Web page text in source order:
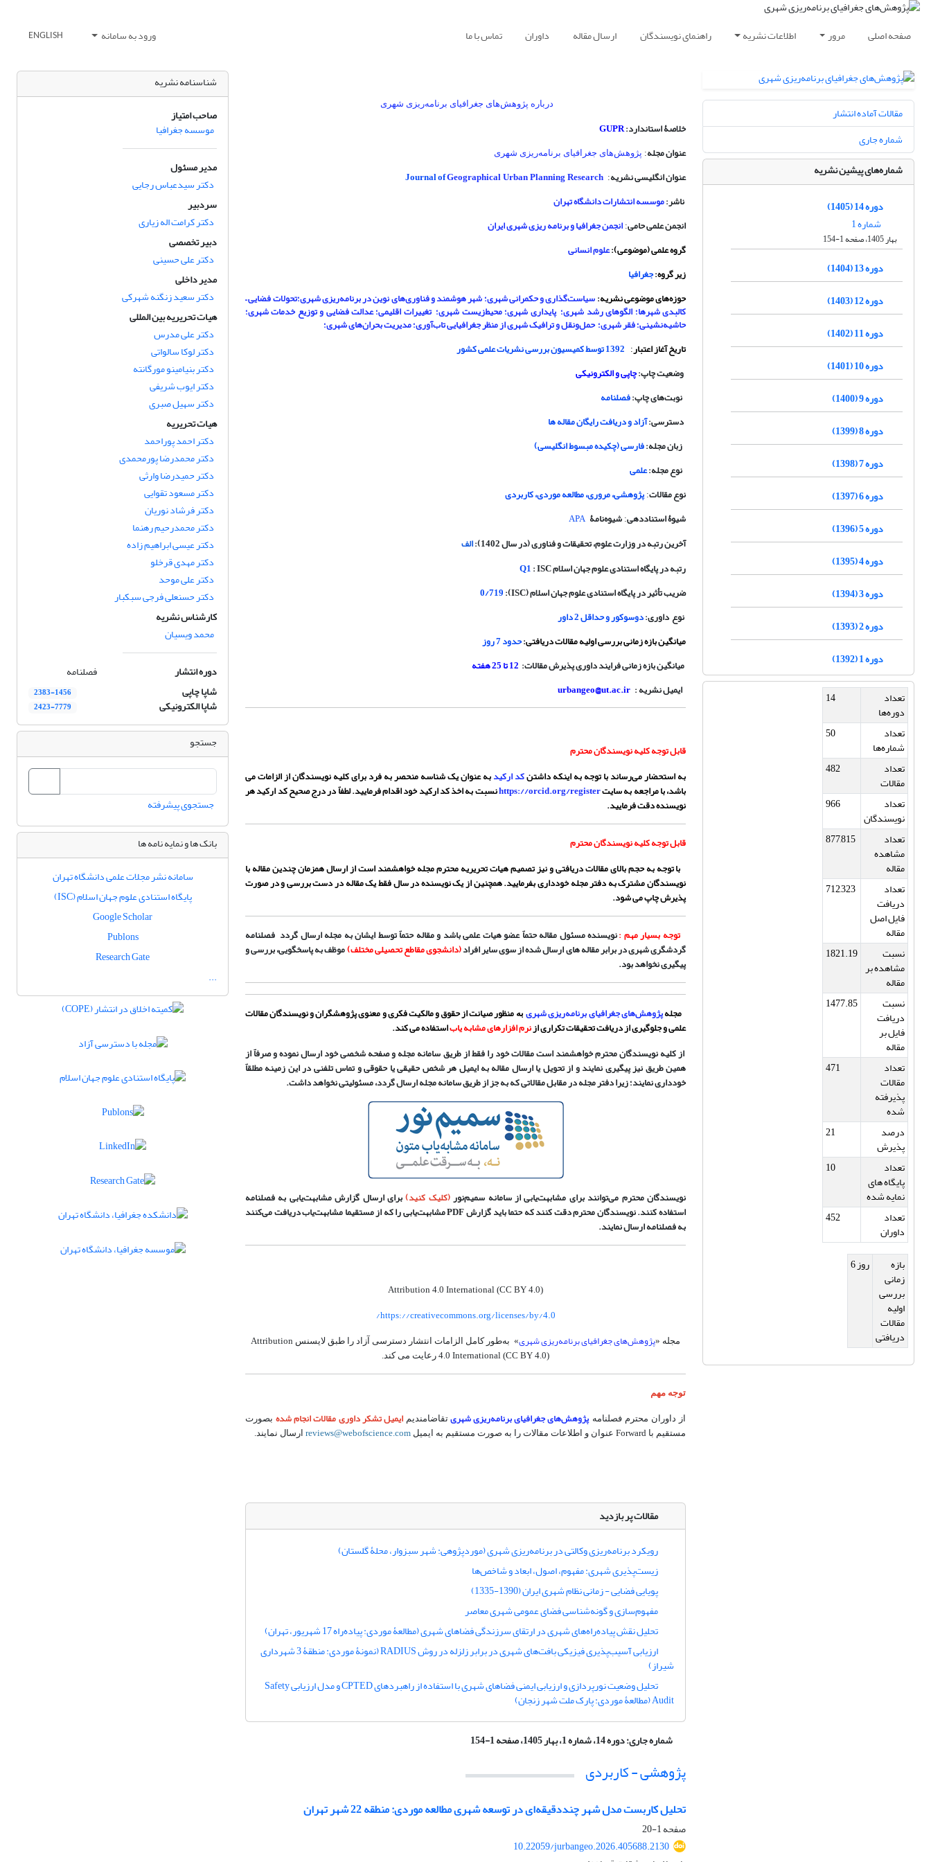
صفحه اصلی مرور اطلاعات نشریه راهنمای نویسندگان ارسال مقاله داوران تماس با ما ورود به سامانه ENGLISH
مقالات آماده انتشار
شماره جاری
شماره‌های پیشین نشریه
دوره 14 (1405)
شماره 1
بهار 1405، صفحه 1-154
دوره 13 (1404)
دوره 12 (1403)
دوره 11 (1402)
دوره 10 (1401)
دوره 9 (1400)
دوره 8 (1399)
دوره 7 (1398)
دوره 6 (1397)
دوره 5 (1396)
دوره 4 (1395)
دوره 3 (1394)
دوره 2 (1393)
دوره 1 (1392)
تعداد
دوره‌ها
14
تعداد
شماره‌ها
50
تعداد
مقالات
482
تعداد
نویسندگان
966
تعداد
مشاهده
مقاله
877,815
تعداد
دریافت
فایل اصل
مقاله
712,323
نسبت
مشاهده بر
مقاله
1821.19
نسبت
دریافت
فایل بر
مقاله
1477.85
تعداد
مقالات
پذیرفته
شده
471
درصد
پذیرش
21
تعداد
پایگاه های
نمایه شده
10
تعداد
داوران
452
بازه
زمانی
بررسی
اولیه
مقالات
دریافتی
6 روز
درباره پژوهش‌های جغرافیای برنامه‌ریزی شهری
خلاصۀ استاندارد:GUPR
عنوان مجله: پژوهش‌های جغرافیای برنامه‌ریزی شهری
عنوان انگلیسی نشریه:
Journal ofGeographical Urban Planning Research
ناشر:موسسه انتشارات دانشگاه تهران
انجمن علمی حامی: انجمن جغرافیا و برنامه ریزی شهری ایران
گروه علمی (موضوعی):علوم انسانی
زیر گروه:جغرافیا
حوزه‌های موضوعی نشریه:سیاست‌گذاری و حکمرانی شهری؛ شهر هوشمند و فناوری‌های نوین در برنامه‌ریزی شهری؛تحولات فضایی –
کالبدی شهرها؛ الگوهای رشد شهری؛ پایداری شهری؛ محیط‌زیست شهری؛ تغییرات اقلیمی؛ عدالت فضایی و توزیع خدمات شهری؛
حاشیه‌نشینی؛ فقر شهری؛ حمل‌ونقل و ترافیک شهری از منظر جغرافیایی تاب‌آوری؛ مدیریت بحران‌های شهری؛
تاریخ آغاز اعتبار:
وضعیت چاپ:چاپی و الکترونیکی
نوبت‌های چاپ:فصلنامه
دسترسی:آزاد و دریافت رایگان مقاله ها
زبان مجله:فارسی (چکیده مبسوط انگلیسی)
نوع مجله:علمی
نوع مقالات: پژوهشی، مروری، مطالعه موردی، کاربردی
شیوۀ استناددهی: شیوه‌نامۀ APA
آخرین رتبه در وزارت علوم، تحقیقات و فناوری (در سال 1402):
الف
رتبه در پایگاه استنادی علوم جهان اسلام
Q1 : ISC
ضریب تأثیر در پایگاه استنادی علوم جهان اسلام(ISC):
0/719
نوع داوری:دوسوکور و حداقل 2 داور
میانگین بازه زمانی بررسی اولیه مقالات دریافتی:حدود 7 روز
میانگین بازه زمانی فرایند داوری پذیرش مقالات: 12 تا 25 هفته
ایمیل نشریه :
urbangeo@ut.ac.ir
قابل توجه کلیه نویسندگان محترم
به استحضار می‌رساند با توجه به اینکه داشتنکد ارکیدبه عنوان یک شناسه منحصر به فرد برای کلیه نویسندگان از الزامات می
باشد، با مراجعه به سایتhttps://orcid.org/register
نسبت به اخذ کد ارکید خود اقدام فرمایید. لطفاً در درج صحیح کد ارکید هر
نویسنده دقت فرمایید.
قابل توجه کلیه نویسندگان محترم
با توجه به حجم بالای مقالات دریافتی و نیز تصمیم هیات تحریریه محترم مجله خواهشمند است از ارسال همزمان چندین مقاله با
نویسندگان مشترک به دفتر مجله خودداری بفرمایید. همچنین از یک نویسنده در سال فقط یک مقاله در دست بررسی و در صورت
پذیرش چاپ می شود.
توجه بسیار مهم :نویسنده مسئول مقاله حتماً عضو هیات علمی باشد و مقاله حتماً توسط ایشان به مجله ارسال گردد فصلنامه
گردشگری شهری در برابر مقاله های ارسال شده از سوی سایر افراد(دانشجوی مقاطع تحصیلی مختلف)موظف به پاسخگویی، بررسی و
پیگیری نخواهد بود.
مجلهپژوهش‌های جغرافیای برنامه‌ریزی شهریبه منظور صیانت از حقوق و مالکیت فکری و معنوی پژوهشگران و نویسندگان مقالات
علمی و جلوگیری از دریافت تحقیقات تکراری ازنرم افزارهای مشابه یاباستفاده می کند.
از کلیه نویسندگان محترم خواهشمند است مقالات خود را فقط از طریق سامانه مجله و صفحه شخصی خود ارسال نموده و صرفاً از
همین طریق نیز پیگیری نمایند و از تحویل یا ارسال مقاله به ایمیل هر شخص حقیقی یا حقوقی و تماس تلفنی در این زمینه مطلقاً
خودداری نمایند؛ زیرا دفتر مجله در مقابل مقالاتی که به جز از طریق سامانه مجله ارسال گردد، مسئولیتی نخواهد داشت.
نویسندگان محترم می‌توانند برای مشابهت‌یابی از سامانه سمیم‌نور(کلیک کنید)برای ارسال گزارش مشابهت‌یابی به فصلنامه
استفاده کنند. نویسندگان محترم دقت کنند که حتما باید گزارش PDF مشابهت‌یابی را که از مستقیما مشابهت‌یاب دریافت می‌‌کنند
به فصلنامه ارسال نمایند.
https://creativecommons.org/licenses/by/4.0/
مجله «پژوهش‌های جغرافیای برنامه‌ریزی شهری» به‌طور کامل الزامات انتشار دسترسی آزاد را طبق لایسنس Attribution
4.0 International (CC BY 4.0) رعایت می کند.
توجه مهم
از داوران محترم فصلنامه پژوهش‌های جغرافیای برنامه‌ریزی شهری تقاضامندیمایمیل تشکر داوری مقالات انجام شدهبصورت
مستقیم با Forward عنوان و اطلاعات مقالات را به صورت مستقیم به ایمیل reviews@webofscience.com ارسال نمایند.
مقالات پر بازدید
رویکرد برنامه‌ریزی وکالتی در برنامه‌ریزی شهری (موردپژوهی: شهر سبزوار، محلۀ گلستان)
زیست‌پذیری شهری: مفهوم، اصول، ابعاد و شاخص‌ها
پویایی فضایی - زمانی نظام شهری ایران (1390-1335)
مفهوم‌سازی و گونه‌شناسی فضای عمومی شهری معاصر
تحلیل نقش پیاده‌راه‌های شهری در ارتقای سرزندگی فضاهای شهری (مطالعۀ موردی: پیاده‌راه 17 شهریور، تهران)
ارزیابی آسیب‌پذیری فیزیکی بافت‌های شهری در برابر زلزله در روش RADIUS (نمونۀ موردی: منطقۀ 3 شهرداری
شیراز)
تحلیل وضعیت نورپردازی و ارزیابی ایمنی فضاهای شهری با استفاده از راهبردهای CPTED و مدل ارزیابی Safety
Audit (مطالعۀ موردی: پارک ملت شهر زنجان)
شماره جاری:دوره 14، شماره 1، بهار 1405، صفحه 1-154
پژوهشی - کاربردی
تحلیل کاربست مدل شهر چنددقیقه‌ای در توسعه شهری مطالعه موردی: منطقه 22 شهر تهران
صفحه1-20
10.22059/jurbangeo.2026.405688.2130
شناسنامه نشریه
صاحب امتیاز
موسسه جغرافیا
مدیر مسئول
دکتر سیدعباس رجایی
سردبیر
دکتر کرامت اله زیاری
دبیر تخصصی
دکتر علی حسینی
مدیر داخلی
دکتر سعید زنگنه شهرکی
هیات تحریریه بین المللی
دکتر علی مدرس
دکتر لوکا سالواتی
دکتر بنیامینو مورگانته
دکتر ایوب شریفی
دکتر سهیل صبری
هیات تحریریه
دکتر احمد پوراحمد
دکتر محمدرضا پورمحمدی
دکتر حمیدرضا وارثی
دکتر مسعود تقوایی
دکتر فرشاد نوریان
دکتر محمدرحیم رهنما
دکتر عیسی ابراهیم زاده
دکتر مهدی قرخلو
دکتر علی موحد
دکتر حسنعلی فرجی سبکبار
کارشناس نشریه
محمد ویسیان
دوره انتشار
فصلنامه
شاپا چاپی
2383-1456
شاپا الکترونیکی 2423-7779
جستجو
جستجوی پیشرفته
بانک ها و نمایه نامه ها
سامانه نشر مجلات علمی دانشگاه تهران
پایگاه استنادی علوم جهان اسلام (ISC)
Google Scholar
Publons
Research Gate
...